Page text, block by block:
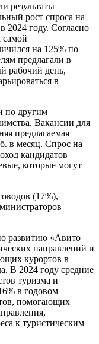
рост спроса на
2024 году. Согласно
самой
на 125% по
предлагали в
рабочий день,
в
по другим
Вакансии для
предлагаемая
в месяц. Спрос на
кандидатов
которые могут
(17%),
развитию «Авито
направлений и
курортов в
В 2024 году средние
туризма и
в годовом
помогающих
к туристическим